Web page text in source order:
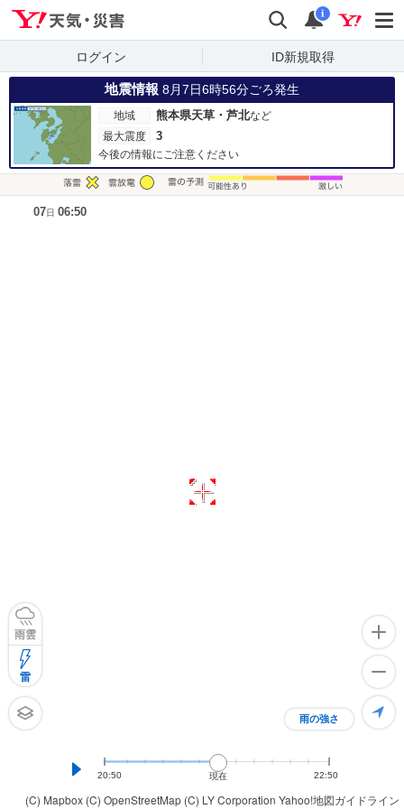
検索 通知
i
ログイン ID新規取得
地震情報 8月7日6時56分ごろ発生
地域 熊本県天草・芦北など
最大震度
3
今後の情報にご注意ください
(C) Mapbox (C) OpenStreetMap (C) LY Corporation Yahoo!地図ガイドライン
雨の強さ
雨雲
雷
20:50 現在 22:50
07日 06:50